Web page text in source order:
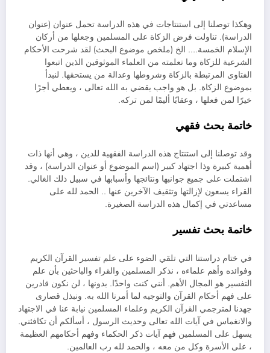
وهكذا توصلنا إلى استنتاجات في هذه الدراسة تحمل عنوان (عنوان
الدراسة). تناولت فرض الزكاة على المسلمين وجعلها من أركان
الإسلام الخمسة…. الخ (ملخص موضوع البحث) لقد شرحت الأحكام
الشرعية للزكاة وما تعلمته من العلماء الموثوقين الذين اتبعوا
الفتاوى المرتبطة بالزكاة وشروطها وعدالة من يستحقها. لنبدأ
بموضوع الزكاة. بل هو واجب يقضي به الله تعالى ، ويعطي أجرًا
خيرًا لمن فعلها ، وعقابًا أليمًا لمن تركه.
خاتمة بحث فقهي
وقد توصلنا إلى استنتاج هذه الدراسة الفقهية للدين ، وهي أنها ذات
أهمية كبيرة وذا اجتهاد كبير (اسم الموضوع أو عنوان الدراسة) ، وقد
اشتملت على جميع جوانبها ونتائجها وأسبابها في سبيل ذلك الغالي.
القراء يسعون لإزالتها وتثقيف الآخرين عنها .. الحمد لله على
مساعدتي في إكمال هذه الدراسة الصغيرة.
خاتمة بحث تفسير
في ختام دراستنا التي تلقي الضوء على علم تفسير القرآن الكريم
وفوائده وأهم علماءه ، نذكر المسلمين والقراء والباحثين بأن علم
التفسير هو المجال الأهم. أنني كنت واحدًا. بدونها ، لن نكون قادرين
على فهم أحكام القرآن والتوجيه لما أمرنا الله به. ونبذل قصارى
جهدنا لمترجمي القرآن الكريم وعلماء المسلمين نيابة عنا في الاجتهاد
والانغماس في آيات الله تعالى وحديث الرسول ، أسألكم أن تكافئني.
يسهل على المسلمين فهم آيات ذكر الحكماء وفهم أحكامهم العظيمة
، على الأسرة وكل من معه ، والحمد لله رب العالمين.